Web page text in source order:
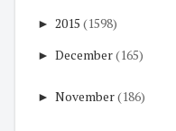
► 2015 (1598)
► December(165)
► November(186)